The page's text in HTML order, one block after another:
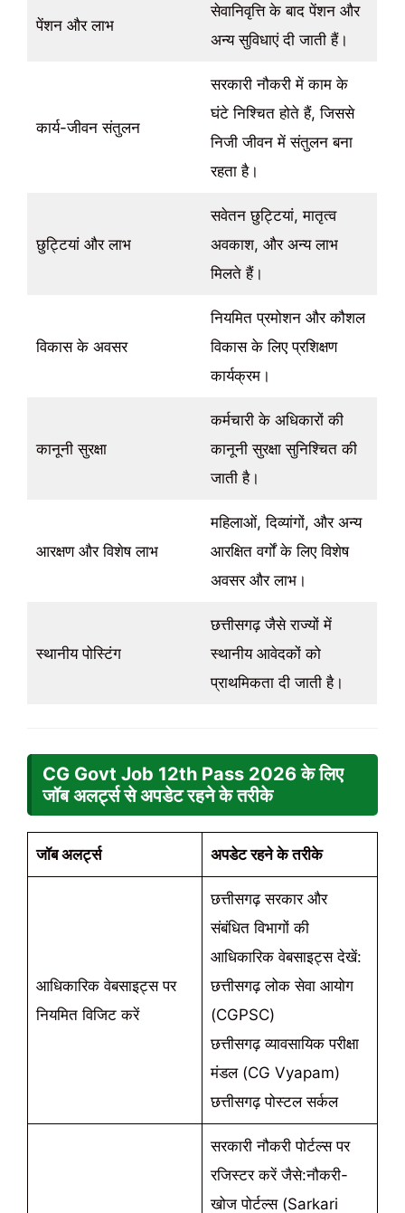
पेंशन और लाभ
सेवानिवृत्ति के बाद पेंशन और
अन्य सुविधाएं दी जाती हैं।
कार्य-जीवन संतुलन
सरकारी नौकरी में काम के
घंटे निश्चित होते हैं, जिससे
निजी जीवन में संतुलन बना
रहता है।
छुट्टियां और लाभ
सवेतन छुट्टियां, मातृत्व
अवकाश, और अन्य लाभ
मिलते हैं।
विकास के अवसर
नियमित प्रमोशन और कौशल
विकास के लिए प्रशिक्षण
कार्यक्रम।
कानूनी सुरक्षा
कर्मचारी के अधिकारों की
कानूनी सुरक्षा सुनिश्चित की
जाती है।
आरक्षण और विशेष लाभ
महिलाओं, दिव्यांगों, और अन्य
आरक्षित वर्गों के लिए विशेष
अवसर और लाभ।
स्थानीय पोस्टिंग
छत्तीसगढ़ जैसे राज्यों में
स्थानीय आवेदकों को
प्राथमिकता दी जाती है।
CG Govt Job 12th Pass 2026के लिए
जॉब अलर्ट्स से अपडेट रहने के तरीके
जॉब अलर्ट्स अपडेट रहने के तरीके
आधिकारिक वेबसाइट्स पर
नियमित विजिट करें
छत्तीसगढ़ सरकार और
संबंधित विभागों की
आधिकारिक वेबसाइट्स देखें:
छत्तीसगढ़ लोक सेवा आयोग
(CGPSC)
छत्तीसगढ़ व्यावसायिक परीक्षा
मंडल (CG Vyapam)
छत्तीसगढ़ पोस्टल सर्कल
सरकारी नौकरी पोर्टल्स पर
रजिस्टर करें जैसे:नौकरी-
खोज पोर्टल्स (Sarkari